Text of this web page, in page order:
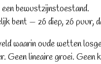
bewustzijnstoestand.
bent — zó diep, zó puur,
waarin oude wetten
Geen lineaire groei. Geen